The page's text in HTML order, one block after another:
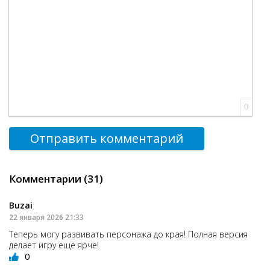
0
Отправить комментарий
Комментарии (31)
Buzai
22 января 2026 21:33
Теперь могу развивать персонажа до края! Полная версия
делает игру ещё ярче!
0